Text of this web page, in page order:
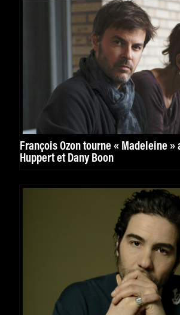
François Ozon tourne « Madeleine
Huppert et Dany Boon